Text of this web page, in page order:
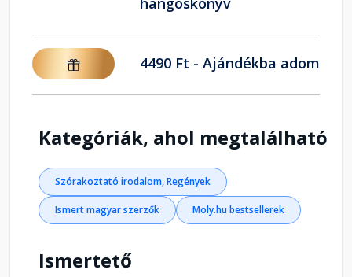
4490 Ft - Ajándékba adom
Kategóriák, ahol megtalálható
Szórakoztató irodalom, Regények
Ismert magyar szerzők Moly.hu bestsellerek
Ismertető